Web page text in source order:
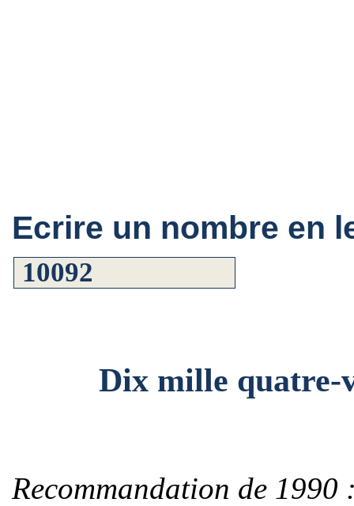
Ecrire un nombre en
Dix mille quatre-
Recommandation de 1990